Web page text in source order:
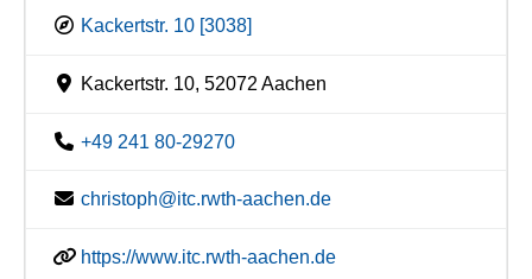
Kackertstr. 10 [3038]
Kackertstr. 10, 52072 Aachen
+49 241 80-29270
christoph@itc.rwth-aachen.de
https://www.itc.rwth-aachen.de